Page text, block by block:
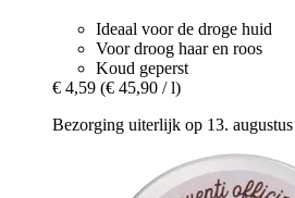
Ideaal voor de droge huid
Voor droog haar en roos
Koud geperst
€ 4,59 (€ 45,90 / l)
Bezorging uiterlijk op 13. augustus